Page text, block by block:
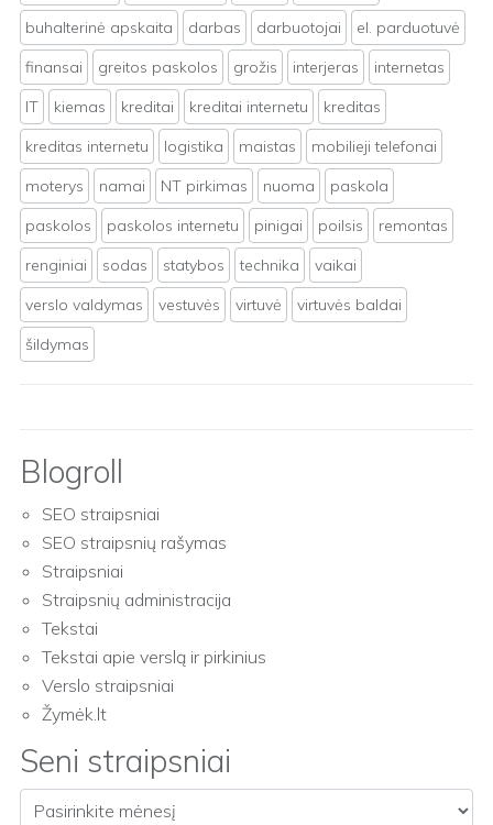
buhalterinė apskaita
darbas darbuotojai
el. parduotuvė
finansai
greitos paskolos grožis interjeras
internetas
IT
kiemas kreditai kreditai internetu
kreditas
kreditas internetu
logistika maistas
mobilieji telefonai
moterys
namai NT pirkimas nuoma
paskola
paskolos
paskolos internetu pinigai poilsis
remontas
renginiai
sodas statybos technika
vaikai
verslo valdymas
vestuvės virtuvė
virtuvės baldai
šildymas
Blogroll
SEO straipsniai
SEO straipsnių rašymas
Straipsniai
Straipsnių administracija
Tekstai
Tekstai apie verslą ir pirkinius
Verslo straipsniai
Žymėk.lt
Seni straipsniai
Seni straipsniai